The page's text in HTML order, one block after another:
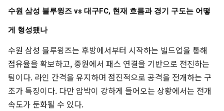
수원 삼성 블루윙즈 vs 대구FC, 현재 흐름과 경기 구도는 어떻
게 형성됐나
수원 삼성 블루윙즈는 후방에서부터 시작하는 빌드업을 통해
점유율을 확보하고, 중원에서 패스 연결을 기반으로 전진하는
팀이다. 라인 간격을 유지하며 점진적으로 공격을 전개하는 구
조가 특징이다. 다만 압박이 강하게 들어오는 상황에서는 전개
속도가 둔화될 수 있다.